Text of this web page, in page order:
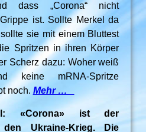
dass „Corona“ nicht
ist. Sollte Merkel da
sie mit einem Bluttest
Spritzen in ihren Körper
Scherz dazu: Woher weiß
keine mRNA-Spritze
noch. Mehr …
«Corona» ist der
Ukraine-Krieg. Die